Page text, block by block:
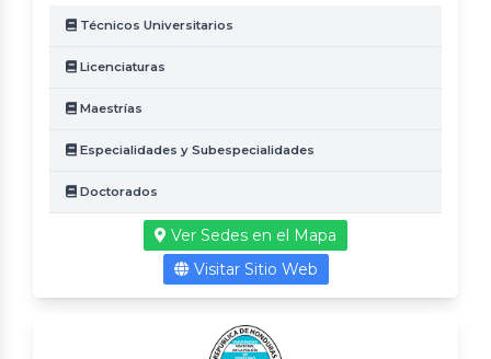
Técnicos Universitarios
Licenciaturas
Maestrías
Especialidades y Subespecialidades
Doctorados
Ver Sedes en el Mapa
Visitar Sitio Web